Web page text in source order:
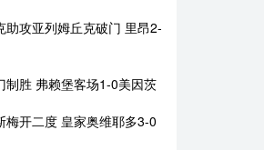
攻亚列姆丘克破门 里昂2-
胜 弗赖堡客场1-0美因茨
开二度 皇家奥维耶多3-0